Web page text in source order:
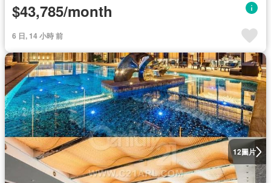
$43,785/month
6 日, 14 小時 前
12圖片